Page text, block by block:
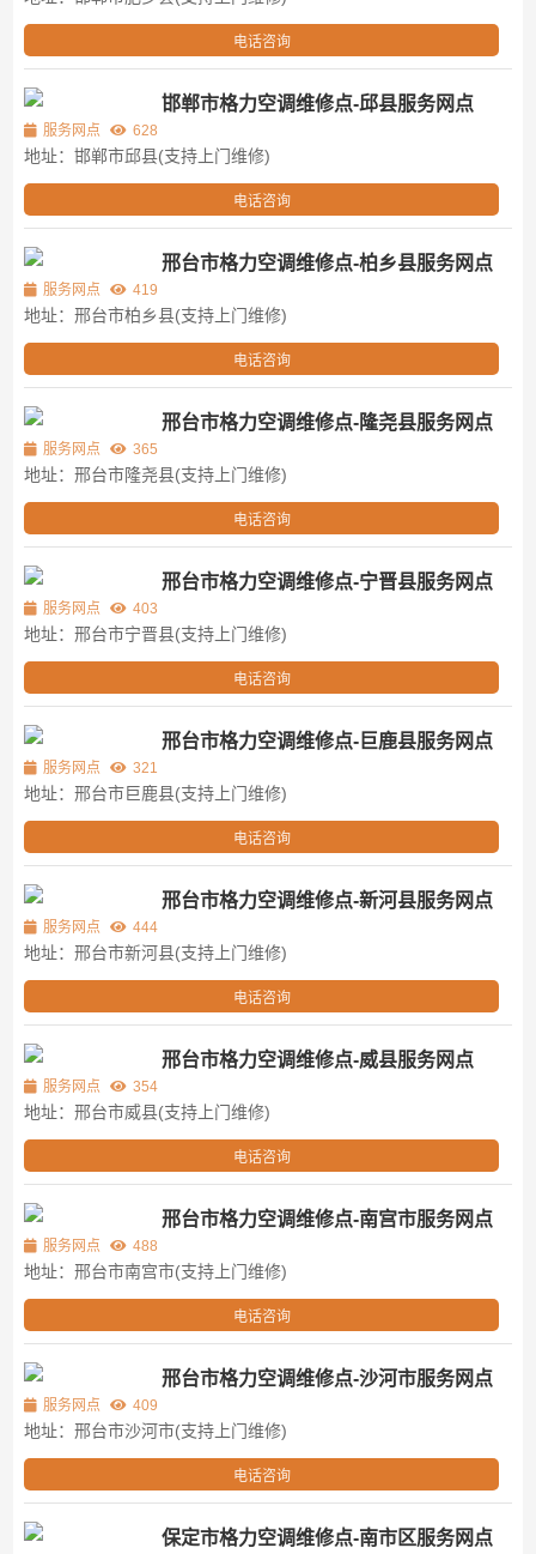
电话咨询
邯郸市格力空调维修点-邱县服务网点
服务网点 628
地址：邯郸市邱县(支持上门维修)
电话咨询
邢台市格力空调维修点-柏乡县服务网点
服务网点 419
地址：邢台市柏乡县(支持上门维修)
电话咨询
邢台市格力空调维修点-隆尧县服务网点
服务网点 365
地址：邢台市隆尧县(支持上门维修)
电话咨询
邢台市格力空调维修点-宁晋县服务网点
服务网点 403
地址：邢台市宁晋县(支持上门维修)
电话咨询
邢台市格力空调维修点-巨鹿县服务网点
服务网点 321
地址：邢台市巨鹿县(支持上门维修)
电话咨询
邢台市格力空调维修点-新河县服务网点
服务网点 444
地址：邢台市新河县(支持上门维修)
电话咨询
邢台市格力空调维修点-威县服务网点
服务网点 354
地址：邢台市威县(支持上门维修)
电话咨询
邢台市格力空调维修点-南宫市服务网点
服务网点 488
地址：邢台市南宫市(支持上门维修)
电话咨询
邢台市格力空调维修点-沙河市服务网点
服务网点 409
地址：邢台市沙河市(支持上门维修)
电话咨询
保定市格力空调维修点-南市区服务网点